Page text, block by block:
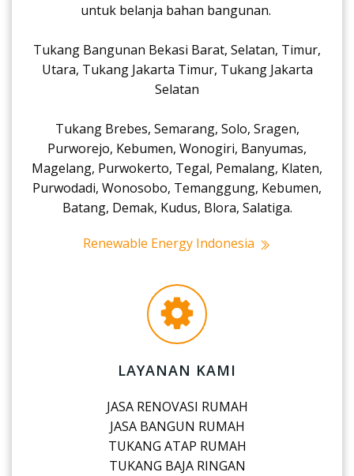
untuk belanja bahan bangunan.
Tukang Bangunan Bekasi Barat, Selatan, Timur,
Utara, Tukang Jakarta Timur, Tukang Jakarta
Selatan
Tukang Brebes, Semarang, Solo, Sragen,
Purworejo, Kebumen, Wonogiri, Banyumas,
Magelang, Purwokerto, Tegal, Pemalang, Klaten,
Purwodadi, Wonosobo, Temanggung, Kebumen,
Batang, Demak, Kudus, Blora, Salatiga.
Renewable Energy Indonesia
LAYANAN KAMI
JASA RENOVASI RUMAH
JASA BANGUN RUMAH
TUKANG ATAP RUMAH
TUKANG BAJA RINGAN